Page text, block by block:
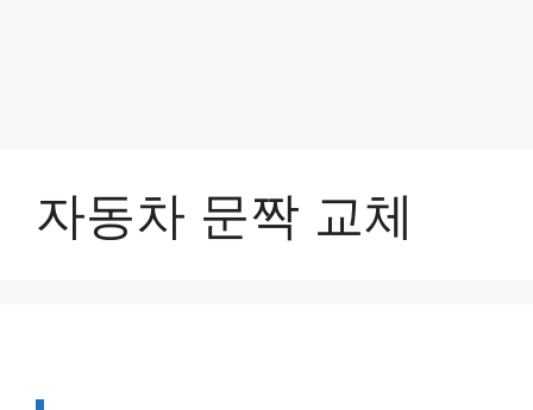
자동차 문짝 교체